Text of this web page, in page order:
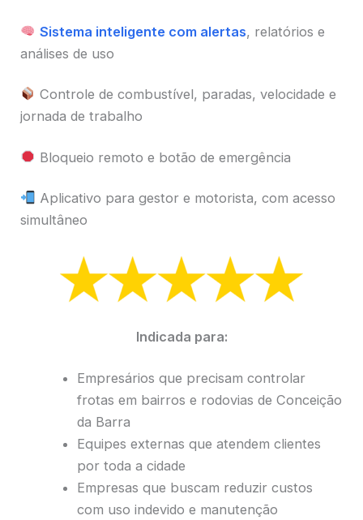
Sistema inteligente com alertas, relatórios e
análises de uso
Controle de combustível, paradas, velocidade e
jornada de trabalho
Bloqueio remoto e botão de emergência
Aplicativo para gestor e motorista, com acesso
simultâneo
Indicada para:
Empresários que precisam controlar
frotas em bairros e rodovias de Conceição
da Barra
Equipes externas que atendem clientes
por toda a cidade
Empresas que buscam reduzir custos
com uso indevido e manutenção